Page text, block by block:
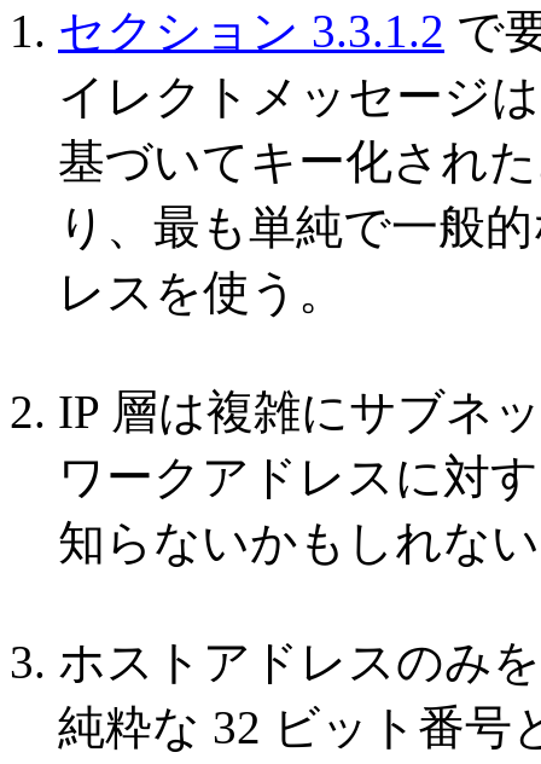
セクション 3.3.1.2 で
イレクトメッセージ
基づいてキー化され
り、最も単純で一般
レスを使う。
IP 層は複雑にサブネ
ワークアドレスに対
知らないかもしれな
ホストアドレスのみ
純粋な 32 ビット番号